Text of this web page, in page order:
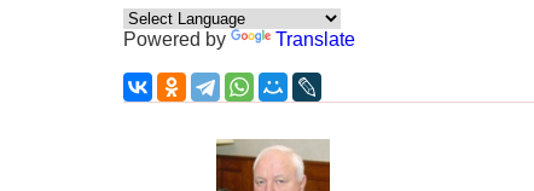
Powered by Translate